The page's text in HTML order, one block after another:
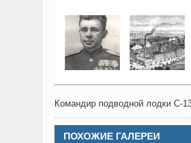
Командир подводной лодки С-
ПОХОЖИЕ ГАЛЕРЕИ